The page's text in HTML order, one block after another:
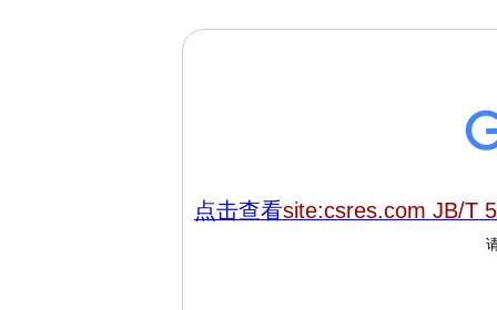
点击查看site:csres.com JB/T